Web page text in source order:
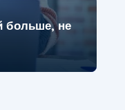
больше, не